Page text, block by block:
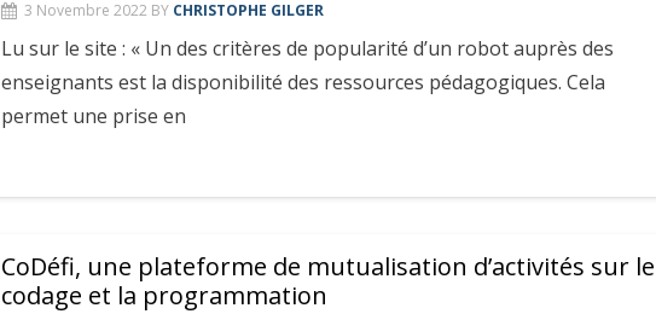
3 Novembre 2022 BY CHRISTOPHE GILGER
Lu sur le site : « Un des critères de popularité d’un robot auprès des
enseignants est la disponibilité des ressources pédagogiques. Cela
permet une prise en
CoDéfi, une plateforme de mutualisation d’activités sur le
codage et la programmation